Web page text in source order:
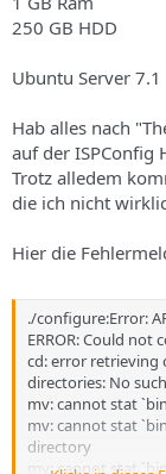
s
T
e
s
u
250 GB HDD
Ubuntu Server 7.1
Hab alles nach
auf der ISPConfig
Trotz alledem
die ich nicht
Hier die
./configure:Error:
ERROR: Could not
cd: error retrieving
directories: No
mv: cannot stat
mv: cannot stat
directory
mv: cannot stat